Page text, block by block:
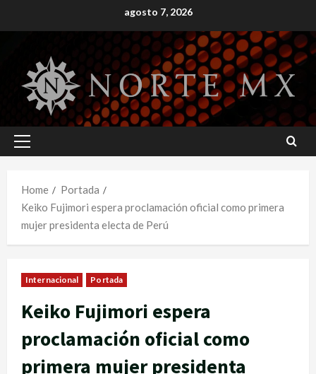
to
agosto 7, 2026
Primary
Home
Portada
Keiko Fujimori espera proclamación oficial como primera
mujer presidenta electa de Perú
Internacional Portada
Keiko Fujimori espera
proclamación oficial como
primera mujer presidenta